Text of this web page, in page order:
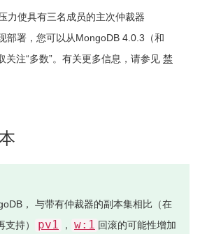
力使具有三名成员的主次仲裁器
部署，您可以从MongoDB 4.0.3（和
关注“多数”。有关更多信息，请参见 禁
， 与带有仲裁器的副本集相比（在
持）
pv1 ， w:1 回滚的可能性增加